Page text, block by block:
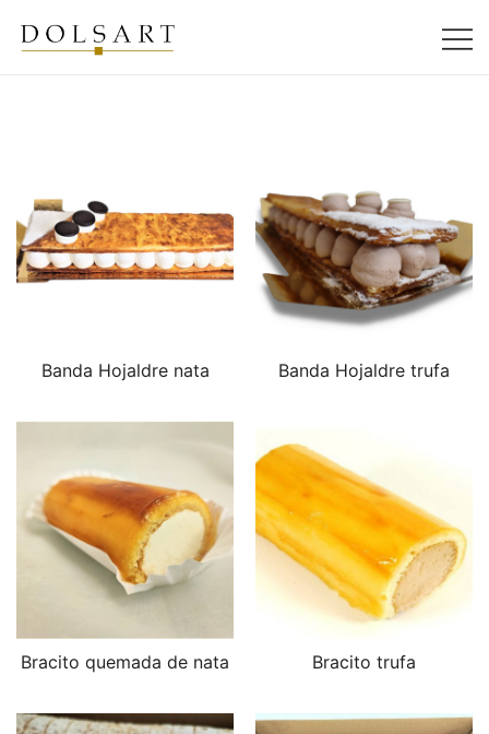
Banda Hojaldre nata Banda Hojaldre trufa
Bracito quemada de nata Bracito trufa